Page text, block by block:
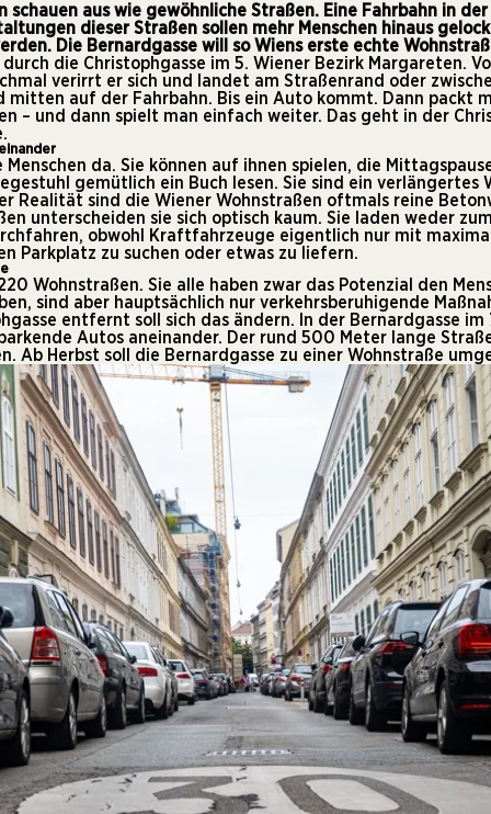
schauen aus wie gewöhnliche Straßen. Eine Fahrbahn in
dieser Straßen sollen mehr Menschen hinaus
Die Bernardgasse will so Wiens erste echte
die Christophgasse im 5. Wiener Bezirk Margareten.
verirrt er sich und landet am Straßenrand oder
mitten auf der Fahrbahn. Bis ein Auto kommt. Dann packt
– und dann spielt man einfach weiter. Das geht in der
da. Sie können auf ihnen spielen, die
gemütlich ein Buch lesen. Sie sind ein verlängertes
Realität sind die Wiener Wohnstraßen oftmals reine
unterscheiden sie sich optisch kaum. Sie laden weder
obwohl Kraftfahrzeuge eigentlich nur mit
Parkplatz zu suchen oder etwas zu liefern.
Wohnstraßen. Sie alle haben zwar das Potenzial den
sind aber hauptsächlich nur verkehrsberuhigende
entfernt soll sich das ändern. In der Bernardgasse im
Autos aneinander. Der rund 500 Meter lange
Ab Herbst soll die Bernardgasse zu einer Wohnstraße